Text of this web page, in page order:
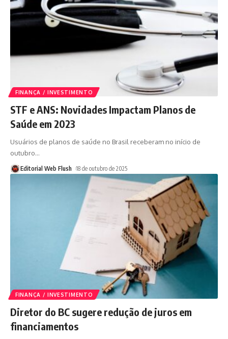
FINANÇA / INVESTIMENTO
STF e ANS: Novidades Impactam Planos de
Saúde em 2023
Usuários de planos de saúde no Brasil receberam no início de
outubro…
Editorial Web Flush 18 de outubro de 2025
FINANÇA / INVESTIMENTO
Diretor do BC sugere redução de juros em
financiamentos